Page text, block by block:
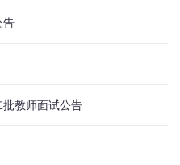
告
教师面试公告